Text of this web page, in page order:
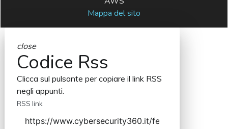
Mappa del sito
close
Codice Rss
Clicca sul pulsante per copiare il link RSS
negli appunti.
RSS link